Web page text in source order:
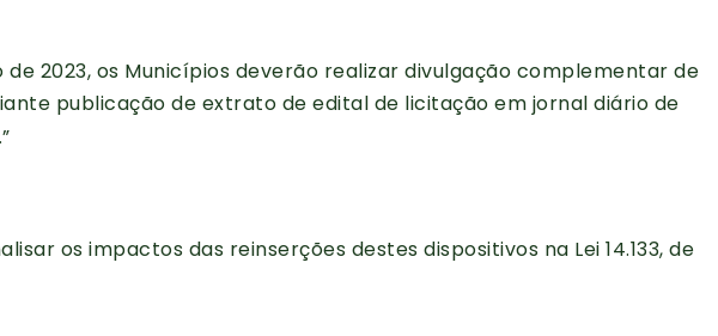
de 2023, os Municípios deverão realizar divulgação complementar de
publicação de extrato de edital de licitação em jornal diário de
os impactos das reinserções destes dispositivos na Lei 14.133, de